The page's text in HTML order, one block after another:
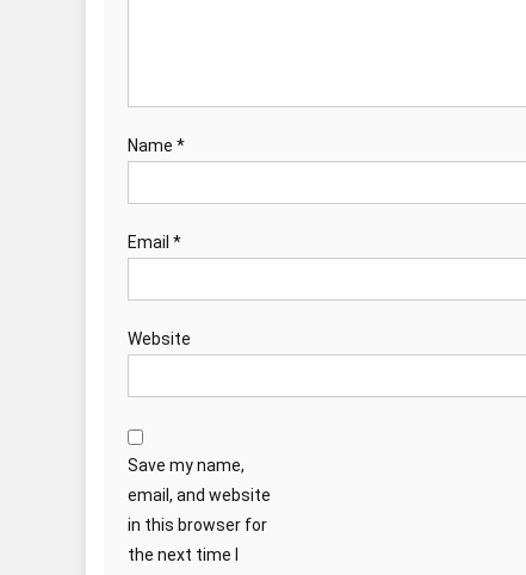
Name *
Email *
Website
Save my name,
email, and website
in this browser for
the next time I